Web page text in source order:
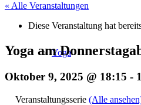
Yoga
« Alle Veranstaltungen
Diese Veranstaltung hat
Yoga am
Oktober 9, 2025 @ 18:15 -
Veranstaltungsserie (Alle